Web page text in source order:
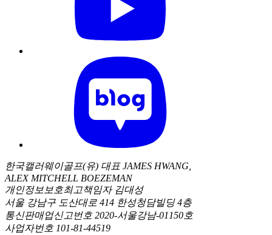
한국캘러웨이골프(유) 대표 JAMES HWANG,
ALEX MITCHELL BOEZEMAN
개인정보보호최고책임자 김대성
서울 강남구 도산대로 414 한성청담빌딩 4층
통신판매업신고번호 2020-서울강남-01150호
사업자번호 101-81-44519